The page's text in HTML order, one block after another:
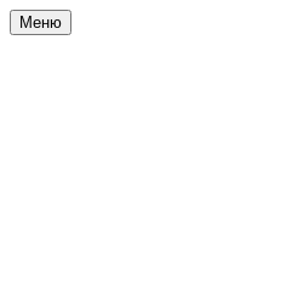
Меню